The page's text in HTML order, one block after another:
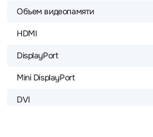
Объем видеопамяти
HDMI
DisplayPort
Mini DisplayPort
DVI